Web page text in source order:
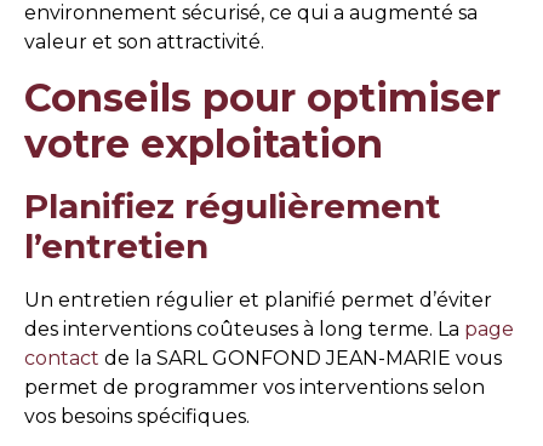
environnement sécurisé, ce qui a augmenté sa
valeur et son attractivité.
Conseils pour optimiser
votre exploitation
Planifiez régulièrement
l’entretien
Un entretien régulier et planifié permet d’éviter
des interventions coûteuses à long terme. La page
contact de la SARL GONFOND JEAN-MARIE vous
permet de programmer vos interventions selon
vos besoins spécifiques.